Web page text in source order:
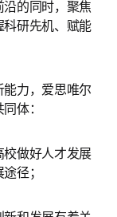
的同时，聚焦
研先机、赋能
力，爱思唯尔
体：
校做好人才发展
径；